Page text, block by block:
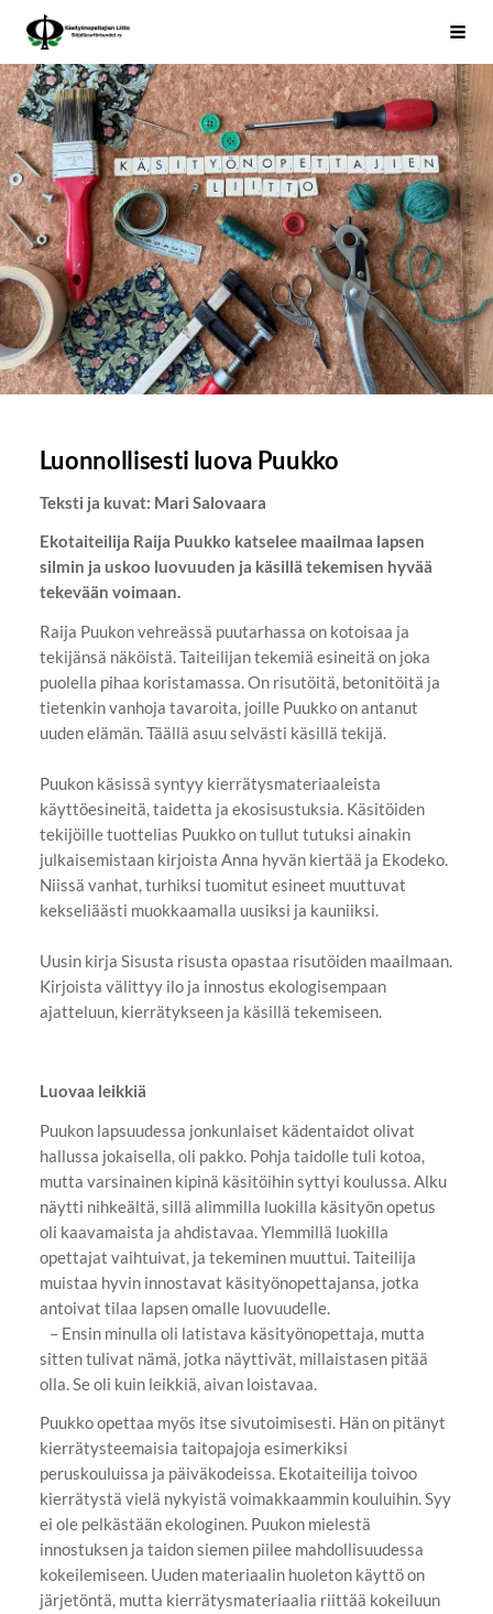
Siirry
sivun
sisältöön
Käsityönopettajien Liitto
Luonnollisesti luova Puukko
Teksti ja kuvat: Mari Salovaara
Ekotaiteilija Raija Puukko katselee maailmaa lapsen
silmin ja uskoo luovuuden ja käsillä tekemisen hyvää
tekevään voimaan.
Raija Puukon vehreässä puutarhassa on kotoisaa ja
tekijänsä näköistä. Taiteilijan tekemiä esineitä on joka
puolella pihaa koristamassa. On risutöitä, betonitöitä ja
tietenkin vanhoja tavaroita, joille Puukko on antanut
uuden elämän. Täällä asuu selvästi käsillä tekijä.
Puukon käsissä syntyy kierrätysmateriaaleista
käyttöesineitä, taidetta ja ekosisustuksia. Käsitöiden
tekijöille tuottelias Puukko on tullut tutuksi ainakin
julkaisemistaan kirjoista Anna hyvän kiertää ja Ekodeko.
Niissä vanhat, turhiksi tuomitut esineet muuttuvat
kekseliäästi muokkaamalla uusiksi ja kauniiksi.
Uusin kirja Sisusta risusta opastaa risutöiden maailmaan.
Kirjoista välittyy ilo ja innostus ekologisempaan
ajatteluun, kierrätykseen ja käsillä tekemiseen.
Luovaa leikkiä
Puukon lapsuudessa jonkunlaiset kädentaidot olivat
hallussa jokaisella, oli pakko. Pohja taidolle tuli kotoa,
mutta varsinainen kipinä käsitöihin syttyi koulussa. Alku
näytti nihkeältä, sillä alimmilla luokilla käsityön opetus
oli kaavamaista ja ahdistavaa. Ylemmillä luokilla
opettajat vaihtuivat, ja tekeminen muuttui. Taiteilija
muistaa hyvin innostavat käsityönopettajansa, jotka
antoivat tilaa lapsen omalle luovuudelle.
– Ensin minulla oli latistava käsityönopettaja, mutta
sitten tulivat nämä, jotka näyttivät, millaistasen pitää
olla. Se oli kuin leikkiä, aivan loistavaa.
Puukko opettaa myös itse sivutoimisesti. Hän on pitänyt
kierrätysteemaisia taitopajoja esimerkiksi
peruskouluissa ja päiväkodeissa. Ekotaiteilija toivoo
kierrätystä vielä nykyistä voimakkaammin kouluihin. Syy
ei ole pelkästään ekologinen. Puukon mielestä
innostuksen ja taidon siemen piilee mahdollisuudessa
kokeilemiseen. Uuden materiaalin huoleton käyttö on
järjetöntä, mutta kierrätysmateriaalia riittää kokeiluun